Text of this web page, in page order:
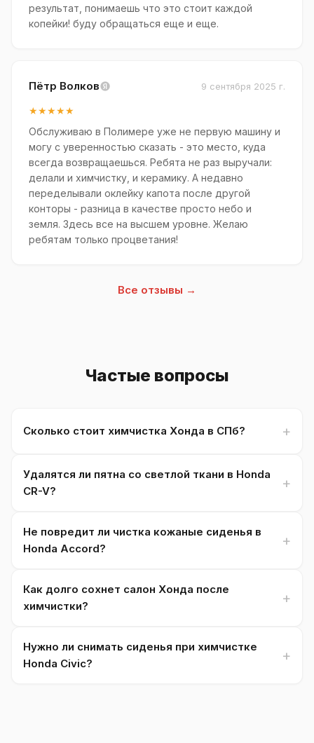
результат, понимаешь что это стоит каждой
копейки! буду обращаться еще и еще.
Пётр Волков 9 сентября 2025 г.
★★★★★
Обслуживаю в Полимере уже не первую машину и
могу с уверенностью сказать - это место, куда
всегда возвращаешься. Ребята не раз выручали:
делали и химчистку, и керамику. А недавно
переделывали оклейку капота после другой
конторы - разница в качестве просто небо и
земля. Здесь все на высшем уровне. Желаю
ребятам только процветания!
Все отзывы →
Частые вопросы
Сколько стоит химчистка Хонда в СПб?
Удалятся ли пятна со светлой ткани в Honda
CR-V?
Не повредит ли чистка кожаные сиденья в
Honda Accord?
Как долго сохнет салон Хонда после
химчистки?
Нужно ли снимать сиденья при химчистке
Honda Civic?